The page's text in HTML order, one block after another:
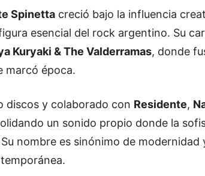
Spinetta creció bajo la influencia
esencial del rock argentino. Su
Kuryaki & The Valderramas, donde
marcó época.
discos y colaborado con Residente,
un sonido propio donde la
nombre es sinónimo de modernidad